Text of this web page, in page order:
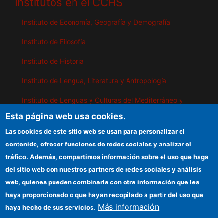
Instituto de Economía, Geografía y Demografía
Instituto de Filosofía
Instituto de Historia
Instituto de Lengua, Literatura y Antropología
Instituto de Lenguas y Culturas del Mediterráneo y
Instituto de Políticas y Bienes Públicos
IEGD
Sede electrónica CSIC
Organismos financiadores
Esta página web usa cookies.
Las cookies de este sitio web se usan para personalizar el
contenido, ofrecer funciones de redes sociales y analizar el
tráfico. Además, compartimos información sobre el uso que haga
del sitio web con nuestros partners de redes sociales y análisis
web, quienes pueden combinarla con otra información que les
haya proporcionado o que hayan recopilado a partir del uso que
haya hecho de sus servicios. Más información